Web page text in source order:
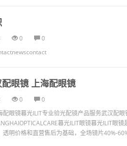
0
0
配眼镜 上海配眼镜
0
0
配眼镜暮光ILIT专业验光配镜产品服务武汉配
暮光ILIT眼镜暮光ILIT眼
透明价格和直营售后为基础，全场镜片40%-